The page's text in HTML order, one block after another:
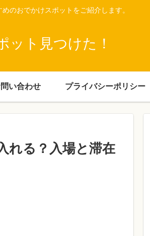
のおでかけスポットをご紹介します。
ット見つけた！
い合わせ プライバシーポリシー
れる？入場と滞在